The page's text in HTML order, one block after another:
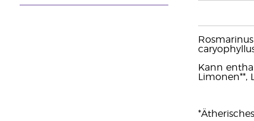
Kann
Limonen**,